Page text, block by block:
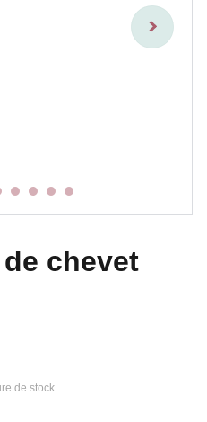
chevet
de stock